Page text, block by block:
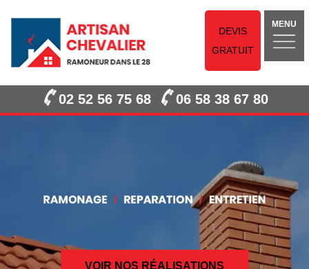
DEVIS
GRATUIT
MENU
02 52 56 75 68 06 58 38 67 80
VOIR NOS RÉALISATIONS